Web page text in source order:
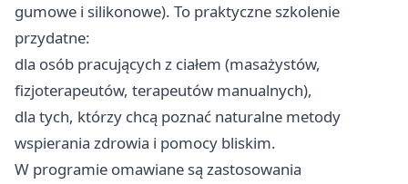
gumowe i silikonowe). To praktyczne szkolenie
przydatne:
dla osób pracujących z ciałem (masażystów,
fizjoterapeutów, terapeutów manualnych),
dla tych, którzy chcą poznać naturalne metody
wspierania zdrowia i pomocy bliskim.
W programie omawiane są zastosowania